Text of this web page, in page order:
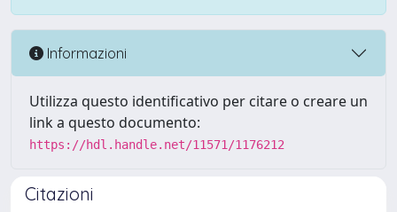
Informazioni
Utilizza questo identificativo per citare o creare un
link a questo documento:
https://hdl.handle.net/11571/1176212
Citazioni